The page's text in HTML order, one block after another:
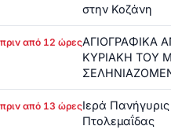
στην Κοζάνη
πριν από 12 ώρεςΑΓΙΟΓΡΑΦΙΚΑ
ΚΥΡΙΑΚΗ ΤΟΥ
πριν από 13 ώρεςΙερά
Πτολεμαΐδας